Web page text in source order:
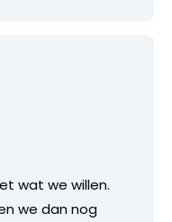
wat we willen.
we dan nog